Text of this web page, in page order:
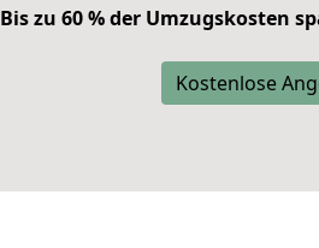
Bis zu 60 % der Umzugskosten
Kostenlose